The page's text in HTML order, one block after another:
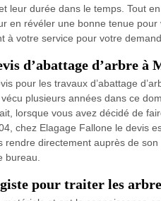
leur durée dans le temps. Tout
en révéler une bonne tenue
à votre service pour votre
d’abattage d’arbre à
pour les travaux d’abattage
plusieurs années dans ce
lorsque vous avez décidé de
chez Elagage Fallone le devis
rendre directement auprès de
bureau.
pour traiter les